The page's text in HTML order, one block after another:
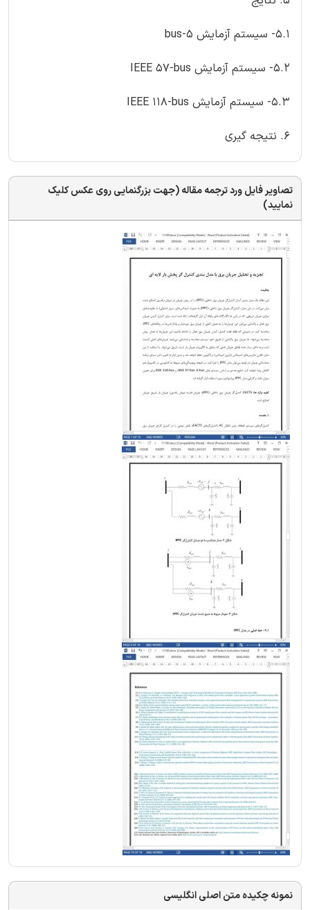
5.1- سیستم آزمایش 5-bus
5.2- سیستم آزمایش IEEE 57-bus
5.3- سیستم آزمایش IEEE 118-bus
6. نتیجه گیری
تصاویر فایل ورد ترجمه مقاله (جهت بزرگنمایی روی عکس کلیک
نمایید)
نمونه چکیده متن اصلی انگلیسی